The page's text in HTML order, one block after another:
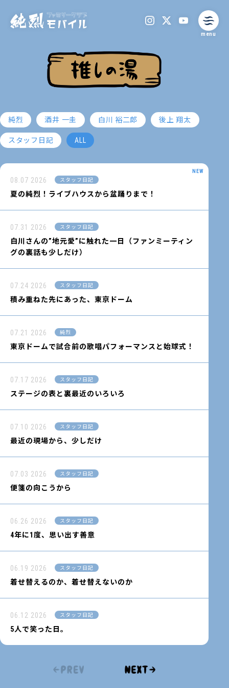
menu
純烈 酒井 一圭 白川 裕二郎 後上 翔太
スタッフ日記 ALL
08.07 2026 スタッフ日記
夏の純烈！ライブハウスから盆踊りまで！
07.31 2026 スタッフ日記
白川さんの”地元愛”に触れた一日（ファンミーティン
グの裏話も少しだけ）
07.24 2026 スタッフ日記
積み重ねた先にあった、東京ドーム
07.21 2026 純烈
東京ドームで試合前の歌唱パフォーマンスと始球式！
07.17 2026 スタッフ日記
ステージの表と裏最近のいろいろ
07.10 2026 スタッフ日記
最近の現場から、少しだけ
07.03 2026 スタッフ日記
便箋の向こうから
06.26 2026 スタッフ日記
4年に1度、思い出す善意
06.19 2026 スタッフ日記
着せ替えるのか、着せ替えないのか
06.12 2026 スタッフ日記
5人で笑った日。